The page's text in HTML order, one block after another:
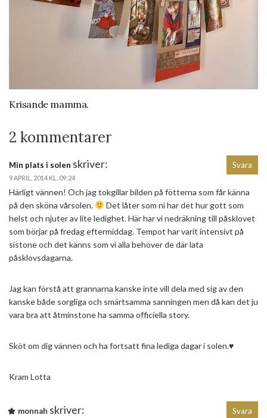
Krisande mamma.
2 kommentarer
Min plats i solen skriver:
9 APRIL, 2014 KL. 09:24
Härligt vännen! Och jag tokgillar bilden på fötterna som får känna
på den sköna vårsolen.
Det låter som ni har det hur gott som
helst och njuter av lite ledighet. Här har vi nedräkning till påsklovet
som börjar på fredag eftermiddag. Tempot har varit intensivt på
sistone och det känns som vi alla behöver de där lata
påsklovsdagarna.
Jag kan förstå att grannarna kanske inte vill dela med sig av den
kanske både sorgliga och smärtsamma sanningen men då kan det ju
vara bra att åtminstone ha samma officiella story.
Sköt om dig vännen och ha fortsatt fina lediga dagar i solen.♥
Kram Lotta
Svara
monnah skriver: Svara